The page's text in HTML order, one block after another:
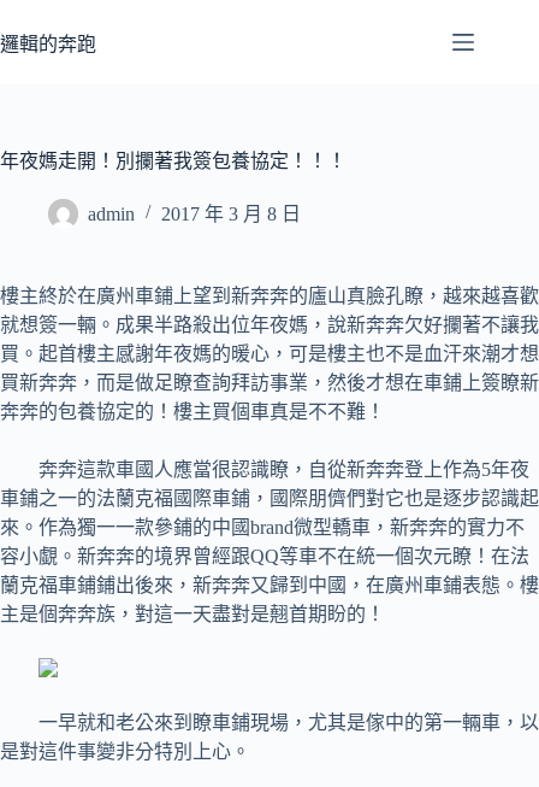
至
容
邏輯的奔跑
年夜媽走開！別攔著我簽包養協定！！！
admin 2017 年 3 月 8 日
樓主終於在廣州車鋪上望到新奔奔的廬山真臉孔瞭，越來越喜歡
就想簽一輛。成果半路殺出位年夜媽，說新奔奔欠好攔著不讓我
買。起首樓主感謝年夜媽的暖心，可是樓主也不是血汗來潮才想
買新奔奔，而是做足瞭查詢拜訪事業，然後才想在車鋪上簽瞭新
奔奔的包養協定的！樓主買個車真是不不難！
奔奔這款車國人應當很認識瞭，自從新奔奔登上作為5年夜
車鋪之一的法蘭克福國際車鋪，國際朋儕們對它也是逐步認識起
來。作為獨一一款參鋪的中國brand微型轎車，新奔奔的實力不
容小覷。新奔奔的境界曾經跟QQ等車不在統一個次元瞭！在法
蘭克福車鋪鋪出後來，新奔奔又歸到中國，在廣州車鋪表態。樓
主是個奔奔族，對這一天盡對是翹首期盼的！
一早就和老公來到瞭車鋪現場，尤其是傢中的第一輛車，以
是對這件事變非分特別上心。